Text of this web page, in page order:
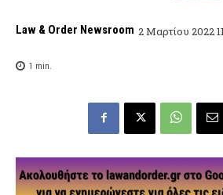
Law & Order Newsroom 2 Μαρτίου 2022
1 min.